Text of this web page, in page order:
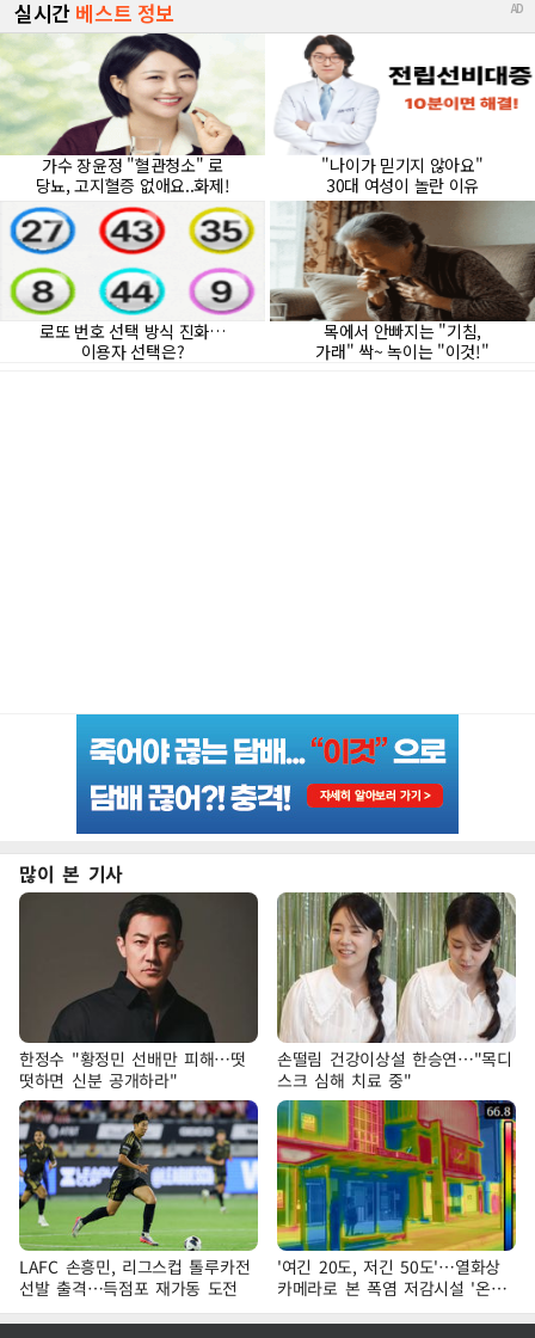
많이 본 기사
한정수 "황정민 선배만 피해…떳
떳하면 신분 공개하라"
손떨림 건강이상설 한승연…"목디
스크 심해 치료 중"
LAFC 손흥민, 리그스컵 톨루카전
선발 출격…득점포 재가동 도전
'여긴 20도, 저긴 50도'…열화상
카메라로 본 폭염 저감시설 '온도
차'